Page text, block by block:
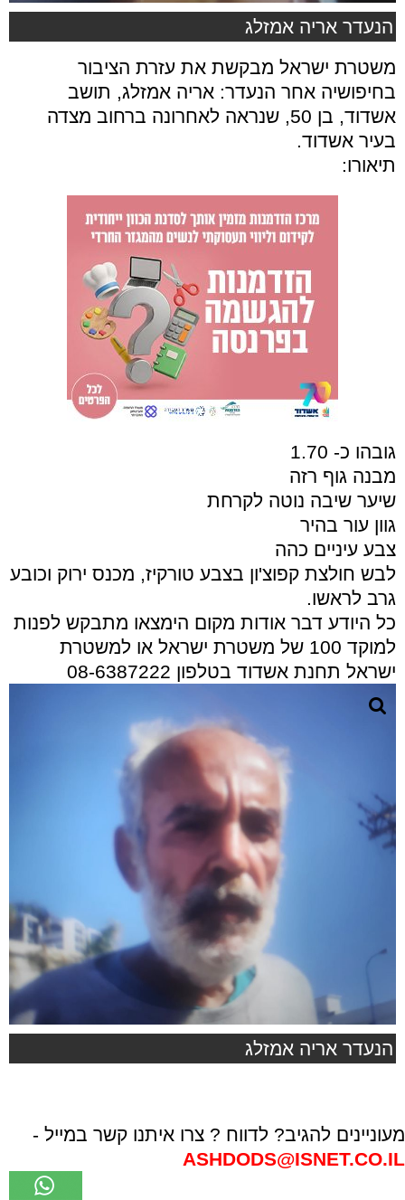
הנעדר אריה אמזלג
משטרת ישראל מבקשת את עזרת הציבור
בחיפושיה אחר הנעדר: אריה אמזלג, תושב
אשדוד, בן 50, שנראה לאחרונה ברחוב מצדה
בעיר אשדוד.
תיאורו:
גובהו כ- 1.70
מבנה גוף רזה
שיער שיבה נוטה לקרחת
גוון עור בהיר
צבע עיניים כהה
לבש חולצת קפוצ'ון בצבע טורקיז, מכנס ירוק וכובע
גרב לראשו.
כל היודע דבר אודות מקום הימצאו מתבקש לפנות
למוקד 100 של משטרת ישראל או למשטרת
ישראל תחנת אשדוד בטלפון 08-6387222
הנעדר אריה אמזלג
מעוניינים להגיב? לדווח ? צרו איתנו קשר במייל -
ASHDODS@ISNET.CO.IL